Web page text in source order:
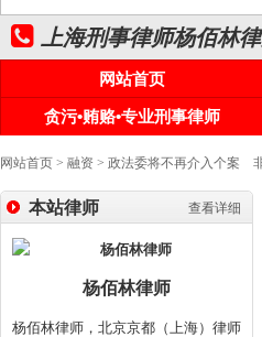
上海刑事律师杨佰林
网站首页
贪污•贿赂•专业刑事律师
网站首页 > 融资 > 政法委将不再介入个案
查看详细
本站律师
杨佰林律师
杨佰林律师，北京京都（上海）律师